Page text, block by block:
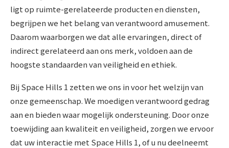
ligt op ruimte-gerelateerde producten en diensten,
begrijpen we het belang van verantwoord amusement.
Daarom waarborgen we dat alle ervaringen, direct of
indirect gerelateerd aan ons merk, voldoen aan de
hoogste standaarden van veiligheid en ethiek.
Bij Space Hills 1 zetten we ons in voor het welzijn van
onze gemeenschap. We moedigen verantwoord gedrag
aan en bieden waar mogelijk ondersteuning. Door onze
toewijding aan kwaliteit en veiligheid, zorgen we ervoor
dat uw interactie met Space Hills 1, of u nu deelneemt